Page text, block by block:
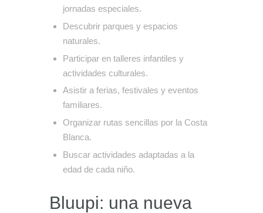
jornadas especiales.
Descubrir parques y espacios
naturales.
Participar en talleres infantiles y
actividades culturales.
Asistir a ferias, festivales y eventos
familiares.
Organizar rutas sencillas por la Costa
Blanca.
Buscar actividades adaptadas a la
edad de cada niño.
Bluupi: una nueva